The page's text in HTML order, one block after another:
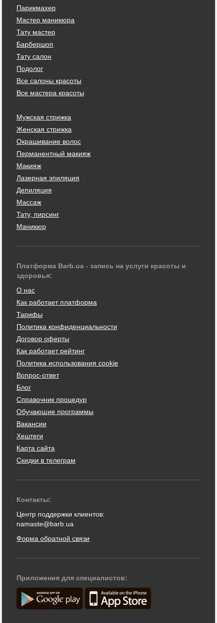
Парикмахер
Мастер маникюра
Тату мастер
Барбершоп
Тату салон
Подолог
Все салоны красоты
Все мастера красоты
Мужская стрижка
Женская стрижка
Окрашивание волос
Перманентный макияж
Макияж
Лазерная эпиляция
Депиляция
Массаж
Тату, пирсинг
Маникюр
Платформа Barb.ua - запись на услуги красоты и
здоровья:
О нас
Как работает платформа
Тарифы
Политика конфиденциальности
Договор оферты
Как работает рейтинг
Политика использования cookie
Вопрос-ответ
Блог
Справочник процедур
Обучающие программы
Вакансии
Хештеги
Карта сайта
Скидки в телеграм
Контакты:
Центр поддержки клиентов:
namaste@barb.ua
Форма обратной связи
Приложения для специалистов: